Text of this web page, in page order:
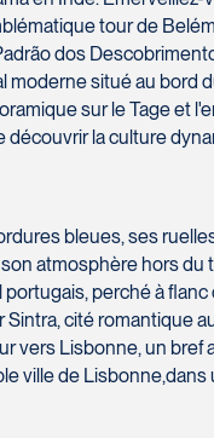
tour de
dos
situé au bord
sur le Tage et
la culture
bleues, ses
atmosphère hors
perché à
cité romantique
vers Lisbonne, un
ville de